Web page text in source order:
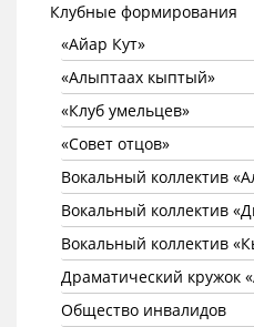
Клубные формирования
«Айар Кут»
«Алыптаах кыптый»
«Клуб умельцев»
«Совет отцов»
Вокальный коллектив
Вокальный коллектив
Вокальный коллектив
Драматический кружок
Общество инвалидов